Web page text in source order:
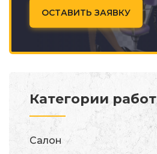
ОСТАВИТЬ ЗАЯВКУ
Категории работ
Салон